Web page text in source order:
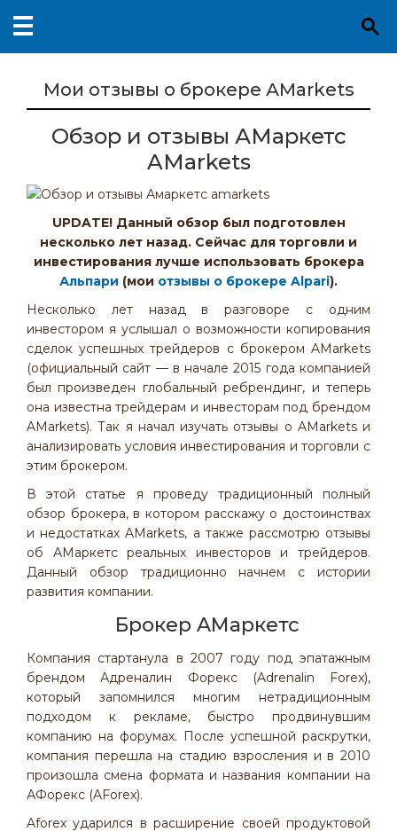
Мои отзывы о брокере АMarkets
Обзор и отзывы АМаркетс
AMarkets
UPDATE! Данный обзор был подготовлен
несколько лет назад. Сейчас для торговли и
инвестирования лучше использовать брокера
Альпари (мои отзывы о брокере Alpari).
Несколько лет назад в разговоре с одним
инвестором я услышал о возможности копирования
сделок успешных трейдеров с брокером AMarkets
(официальный сайт — в начале 2015 года компанией
был произведен глобальный ребрендинг, и теперь
она известна трейдерам и инвесторам под брендом
AMarkets). Так я начал изучать отзывы о AMarkets и
анализировать условия инвестирования и торговли с
этим брокером.
В этой статье я проведу традиционный полный
обзор брокера, в котором расскажу о достоинствах
и недостатках AMarkets, а также рассмотрю отзывы
об АМаркетс реальных инвесторов и трейдеров.
Данный обзор традиционно начнем с истории
развития компании.
Брокер AМаркетс
Компания стартанула в 2007 году под эпатажным
брендом Адреналин Форекс (Adrenalin Forex),
который запомнился многим нетрадиционным
подходом к рекламе, быстро продвинувшим
компанию на форумах. После успешной раскрутки,
компания перешла на стадию взросления и в 2010
произошла смена формата и названия компании на
АФорекс (AForex).
Aforex ударился в расширение своей продуктовой